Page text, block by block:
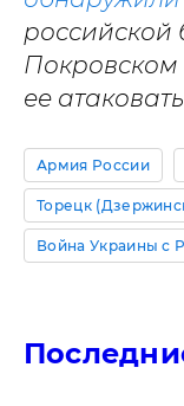
российской
ее
Армия России
Торецк
Война Украины с